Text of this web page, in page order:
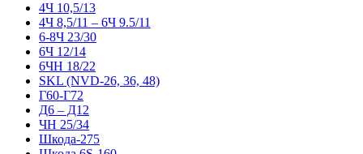
4Ч 10,5/13
4Ч 8,5/11 – 6Ч 9.5/11
6-8Ч 23/30
6Ч 12/14
6ЧН 18/22
SKL (NVD-26, 36, 48)
Г60-Г72
Д6 – Д12
ЧН 25/34
Шкода-275